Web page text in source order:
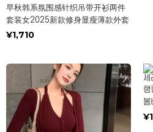
早秋韩系氛围感针织吊带开衫两件
套装女2025新款修身显瘦薄款外套
¥1,710
봄